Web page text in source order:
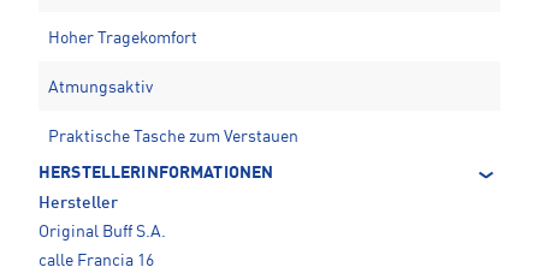
Hoher Tragekomfort
Atmungsaktiv
Praktische Tasche zum Verstauen
HERSTELLERINFORMATIONEN
Hersteller
Original Buff S.A.
calle Francia 16